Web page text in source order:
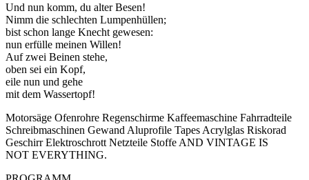
Und nun komm, du alter Besen!
Nimm die schlechten Lumpenhüllen;
bist schon lange Knecht gewesen:
nun erfülle meinen Willen!
Auf zwei Beinen stehe,
oben sei ein Kopf,
eile nun und gehe
mit dem Wassertopf!
Motorsäge Ofenrohre Regenschirme Kaffeemaschine Fahrradteile
Schreibmaschinen Gewand Aluprofile Tapes Acrylglas Riskorad
Geschirr Elektroschrott Netzteile Stoffe AND VINTAGE IS
NOT EVERYTHING.